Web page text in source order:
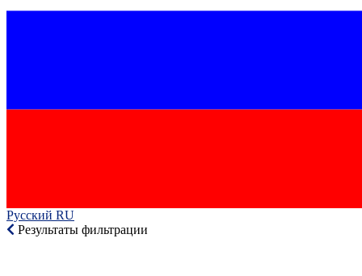
Русский RU‎
Результаты фильтрации